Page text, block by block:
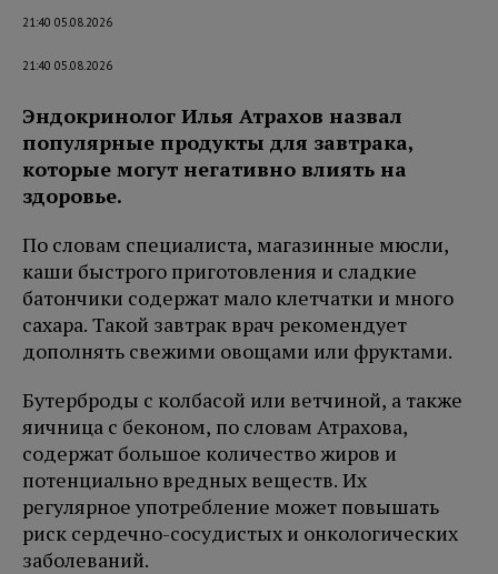
21:40 05.08.2026
21:40 05.08.2026
Эндокринолог Илья Атрахов назвал
популярные продукты для завтрака,
которые могут негативно влиять на
здоровье.
По словам специалиста, магазинные мюсли,
каши быстрого приготовления и сладкие
батончики содержат мало клетчатки и много
сахара. Такой завтрак врач рекомендует
дополнять свежими овощами или фруктами.
Бутерброды с колбасой или ветчиной, а также
яичница с беконом, по словам Атрахова,
содержат большое количество жиров и
потенциально вредных веществ. Их
регулярное употребление может повышать
риск сердечно-сосудистых и онкологических
заболеваний.